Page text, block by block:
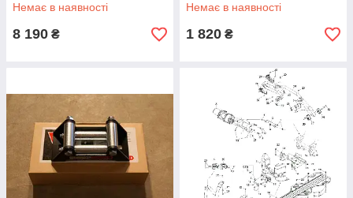
Немає в наявності
8 190 ₴
Немає в наявності
1 820 ₴